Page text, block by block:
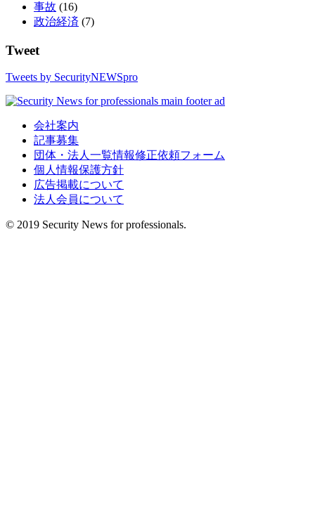
事故 (16)
政治経済 (7)
Tweet
Tweets by SecurityNEWSpro
会社案内
記事募集
団体・法人一覧情報修正依頼フォーム
個人情報保護方針
広告掲載について
法人会員について
© 2019 Security News for professionals.